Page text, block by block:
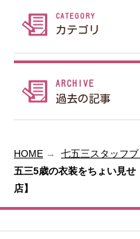
カテゴリ
過去の記事
HOME 七五三スタッフ
五三5歳の衣装をちょい見
店】